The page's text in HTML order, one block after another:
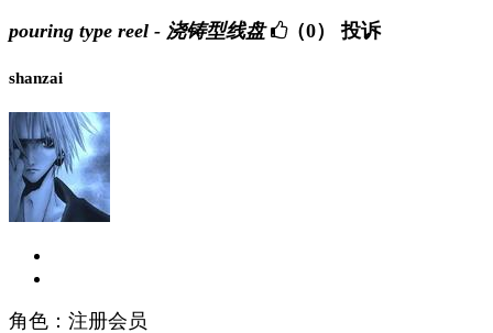
pouring type reel - 浇铸型线盘 （0） 投诉
shanzai
角色：注册会员